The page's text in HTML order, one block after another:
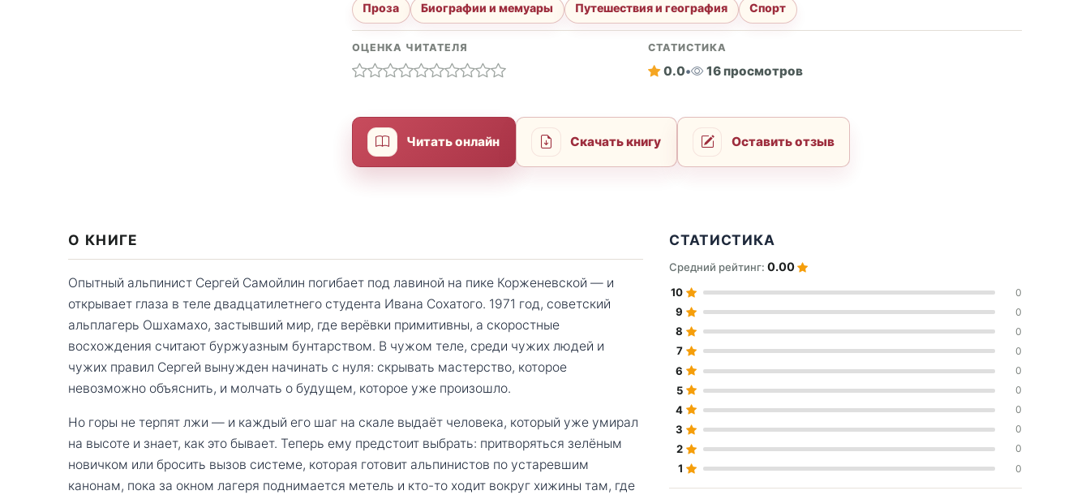
Проза Биографии и мемуары Путешествия и география Спорт
ОЦЕНКА ЧИТАТЕЛЯ СТАТИСТИКА
0.0• 16 просмотров
Читать онлайн Скачать книгу Оставить отзыв
О КНИГЕ
Опытный альпинист Сергей Самойлин погибает под лавиной на пике Корженевской — и
открывает глаза в теле двадцатилетнего студента Ивана Сохатого. 1971 год, советский
альплагерь Ошхамахо, застывший мир, где верёвки примитивны, а скоростные
восхождения считают буржуазным бунтарством. В чужом теле, среди чужих людей и
чужих правил Сергей вынужден начинать с нуля: скрывать мастерство, которое
невозможно объяснить, и молчать о будущем, которое уже произошло.
Но горы не терпят лжи — и каждый его шаг на скале выдаёт человека, который уже умирал
на высоте и знает, как это бывает. Теперь ему предстоит выбрать: притворяться зелёным
новичком или бросить вызов системе, которая готовит альпинистов по устаревшим
канонам, пока за окном лагеря поднимается метель и кто-то ходит вокруг хижины там, где
СТАТИСТИКА
Средний рейтинг:0.00
10 0
9 0
8 0
7 0
6 0
5 0
4 0
3 0
2 0
1 0